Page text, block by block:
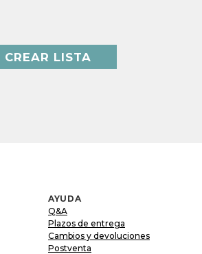
CREAR LISTA
AYUDA
Q&A
Plazos de entrega
Cambios y devoluciones
Postventa